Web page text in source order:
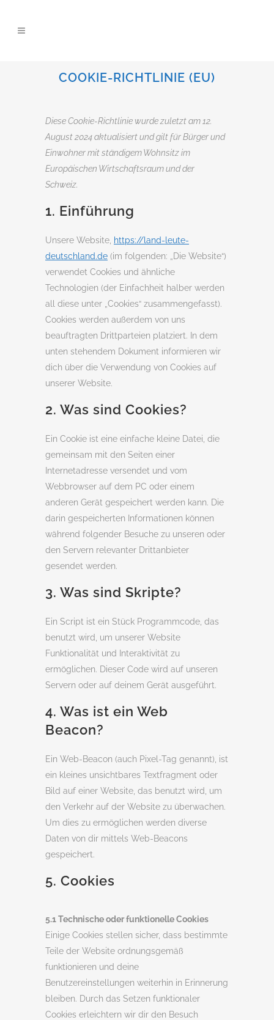
COOKIE-RICHTLINIE (EU)
Diese Cookie-Richtlinie wurde zuletzt am 12.
August 2024 aktualisiert und gilt für Bürger und
Einwohner mit ständigem Wohnsitz im
Europäischen Wirtschaftsraum und der
Schweiz.
1. Einführung
Unsere Website, https://land-leute-
deutschland.de (im folgenden: „Die Website“)
verwendet Cookies und ähnliche
Technologien (der Einfachheit halber werden
all diese unter „Cookies“ zusammengefasst).
Cookies werden außerdem von uns
beauftragten Drittparteien platziert. In dem
unten stehendem Dokument informieren wir
dich über die Verwendung von Cookies auf
unserer Website.
2. Was sind Cookies?
Ein Cookie ist eine einfache kleine Datei, die
gemeinsam mit den Seiten einer
Internetadresse versendet und vom
Webbrowser auf dem PC oder einem
anderen Gerät gespeichert werden kann. Die
darin gespeicherten Informationen können
während folgender Besuche zu unseren oder
den Servern relevanter Drittanbieter
gesendet werden.
3. Was sind Skripte?
Ein Script ist ein Stück Programmcode, das
benutzt wird, um unserer Website
Funktionalität und Interaktivität zu
ermöglichen. Dieser Code wird auf unseren
Servern oder auf deinem Gerät ausgeführt.
4. Was ist ein Web
Beacon?
Ein Web-Beacon (auch Pixel-Tag genannt), ist
ein kleines unsichtbares Textfragment oder
Bild auf einer Website, das benutzt wird, um
den Verkehr auf der Website zu überwachen.
Um dies zu ermöglichen werden diverse
Daten von dir mittels Web-Beacons
gespeichert.
5. Cookies
5.1 Technische oder funktionelle Cookies
Einige Cookies stellen sicher, dass bestimmte
Teile der Website ordnungsgemäß
funktionieren und deine
Benutzereinstellungen weiterhin in Erinnerung
bleiben. Durch das Setzen funktionaler
Cookies erleichtern wir dir den Besuch